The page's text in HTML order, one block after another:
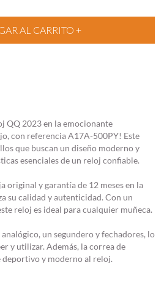
QQ 2023 en la emocionante
con referencia A17A-500PY! Este
que buscan un diseño moderno y
esenciales de un reloj confiable.
original y garantía de 12 meses en la
su calidad y autenticidad. Con un
reloj es ideal para cualquier muñeca.
un segundero y fechadores, lo
y utilizar. Además, la correa de
y moderno al reloj.